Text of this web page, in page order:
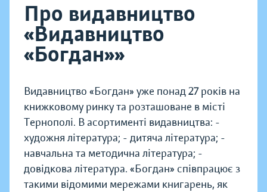
Про видавництво
«Видавництво
«Богдан»»
Видавництво «Богдан» уже понад 27 років на
книжковому ринку та розташоване в місті
Тернополі. В асортименті видавництва: -
художня література; - дитяча література; -
навчальна та методична література; -
довідкова література. «Богдан» співпрацює з
такими відомими мережами книгарень, як